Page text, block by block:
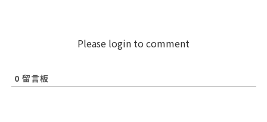
Please login to comment
0 留言板